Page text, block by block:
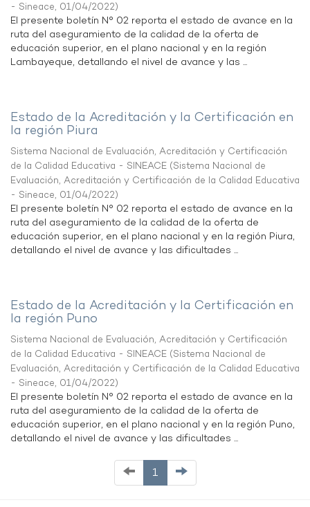
- Sineace, 01/04/2022)
El presente boletín N° 02 reporta el estado de avance en la
ruta del aseguramiento de la calidad de la oferta de
educación superior, en el plano nacional y en la región
Lambayeque, detallando el nivel de avance y las ...
Estado de la Acreditación y la Certificación en
la región Piura
Sistema Nacional de Evaluación, Acreditación y Certificación
de la Calidad Educativa - SINEACE (Sistema Nacional de
Evaluación, Acreditación y Certificación de la Calidad Educativa
- Sineace, 01/04/2022)
El presente boletín N° 02 reporta el estado de avance en la
ruta del aseguramiento de la calidad de la oferta de
educación superior, en el plano nacional y en la región Piura,
detallando el nivel de avance y las dificultades ...
Estado de la Acreditación y la Certificación en
la región Puno
Sistema Nacional de Evaluación, Acreditación y Certificación
de la Calidad Educativa - SINEACE (Sistema Nacional de
Evaluación, Acreditación y Certificación de la Calidad Educativa
- Sineace, 01/04/2022)
El presente boletín N° 02 reporta el estado de avance en la
ruta del aseguramiento de la calidad de la oferta de
educación superior, en el plano nacional y en la región Puno,
detallando el nivel de avance y las dificultades ...
1